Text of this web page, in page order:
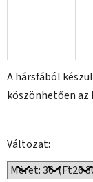
A hársfából
köszönhetően az
Változat: